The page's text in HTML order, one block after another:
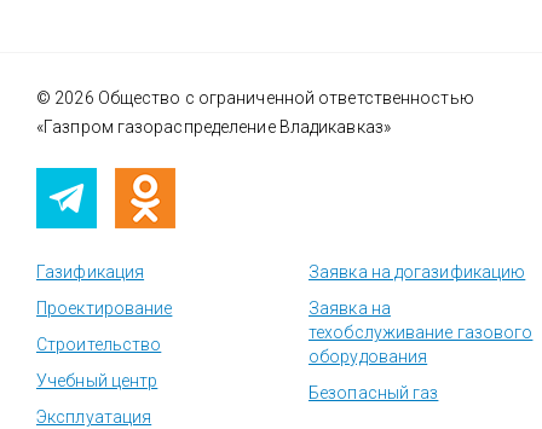
© 2026 Общество с ограниченной ответственностью
«Газпром газораспределение Владикавказ»
Газификация
Проектирование
Строительство
Учебный центр
Эксплуатация
Заявка на догазификацию
Заявка на
техобслуживание газового
оборудования
Безопасный газ